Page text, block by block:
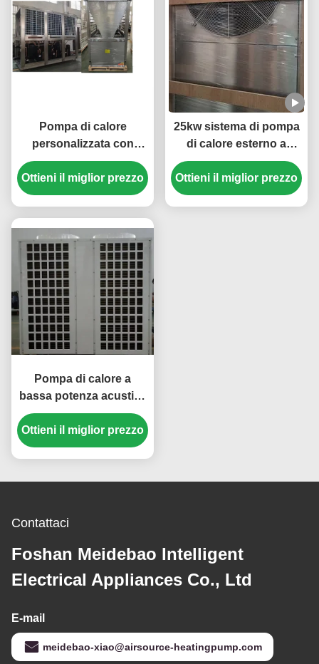
Pompa di calore
personalizzata con
sorgente d'aria da 30
HP con refrigerante
R410A e compressore
Ottieni il miglior prezzo
25kw sistema di pompa
di calore esterno a
sorgente d'aria 304
materiale in lamiera
metallica
Ottieni il miglior prezzo
Pompa di calore a
bassa potenza acustica
da 36 kW con
compressore a rotolo
per applicazioni
Ottieni il miglior prezzo
Contattaci
Foshan Meidebao Intelligent
Electrical Appliances Co., Ltd
E-mail
meidebao-xiao@airsource-heatingpump.com